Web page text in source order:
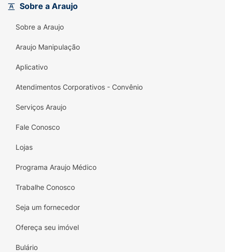
Sobre a Araujo
Sobre a Araujo
Araujo Manipulação
Aplicativo
Atendimentos Corporativos - Convênio
Serviços Araujo
Fale Conosco
Lojas
Programa Araujo Médico
Trabalhe Conosco
Seja um fornecedor
Ofereça seu imóvel
Bulário